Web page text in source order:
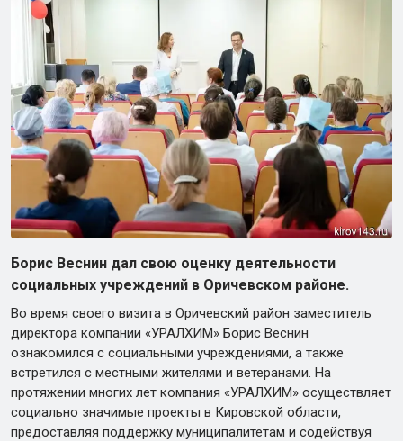
Борис Веснин дал свою оценку деятельности
социальных учреждений в Оричевском районе.
Во время своего визита в Оричевский район заместитель
директора компании «УРАЛХИМ» Борис Веснин
ознакомился с социальными учреждениями, а также
встретился с местными жителями и ветеранами. На
протяжении многих лет компания «УРАЛХИМ» осуществляет
социально значимые проекты в Кировской области,
предоставляя поддержку муниципалитетам и содействуя